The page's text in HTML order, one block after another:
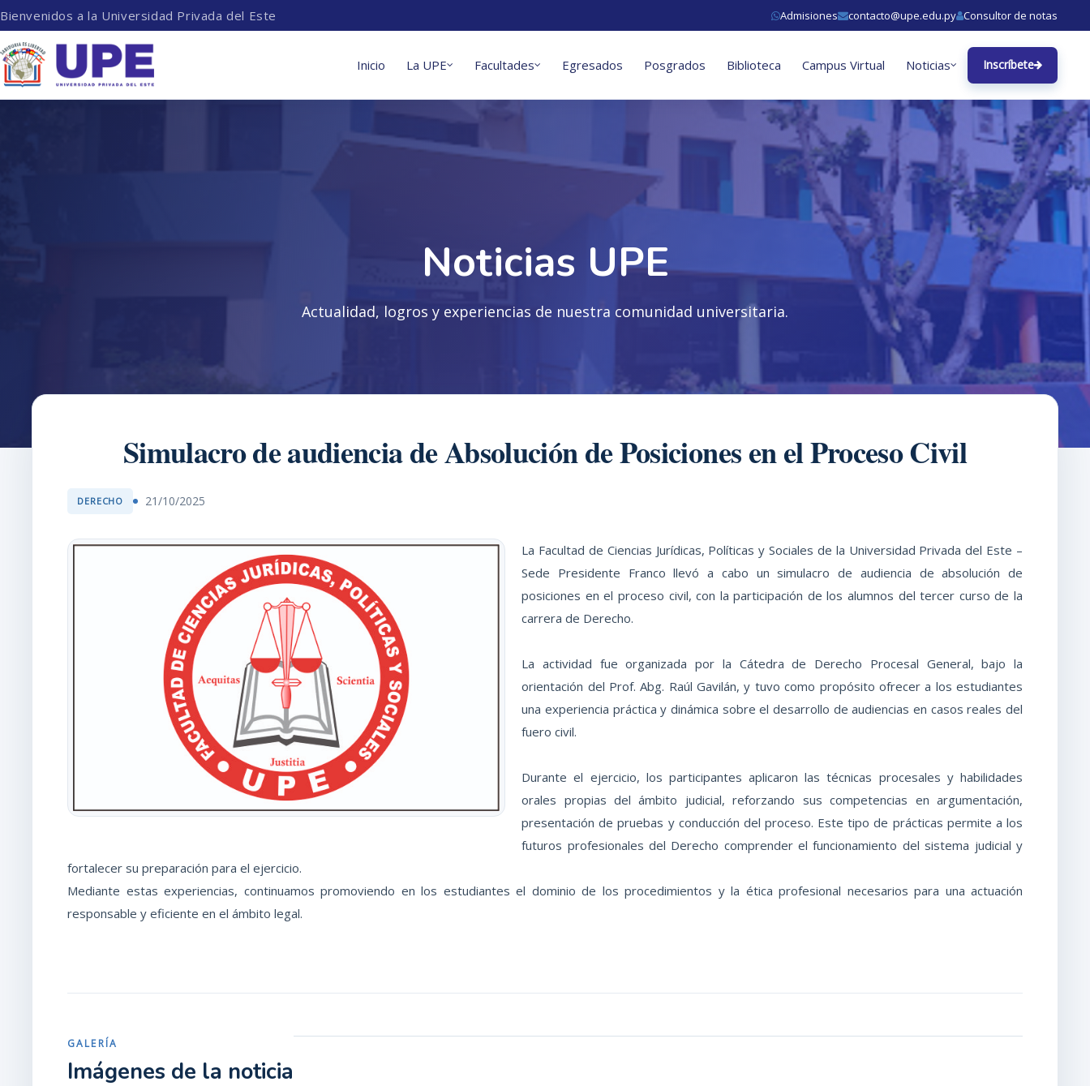
Bienvenidos a la Universidad Privada del Este Admisiones contacto@upe.edu.py Consultor de notas
Inicio La UPE Facultades Egresados Posgrados Biblioteca Campus Virtual Noticias Inscríbete
Noticias UPE
Actualidad, logros y experiencias de nuestra comunidad universitaria.
Simulacro de audiencia de Absolución de Posiciones en el Proceso Civil
DERECHO 21/10/2025
La Facultad de Ciencias Jurídicas, Políticas y Sociales de la Universidad Privada del Este –
Sede Presidente Franco llevó a cabo un simulacro de audiencia de absolución de
posiciones en el proceso civil, con la participación de los alumnos del tercer curso de la
carrera de Derecho.
La actividad fue organizada por la Cátedra de Derecho Procesal General, bajo la
orientación del Prof. Abg. Raúl Gavilán, y tuvo como propósito ofrecer a los estudiantes
una experiencia práctica y dinámica sobre el desarrollo de audiencias en casos reales del
fuero civil.
Durante el ejercicio, los participantes aplicaron las técnicas procesales y habilidades
orales propias del ámbito judicial, reforzando sus competencias en argumentación,
presentación de pruebas y conducción del proceso. Este tipo de prácticas permite a los
futuros profesionales del Derecho comprender el funcionamiento del sistema judicial y
fortalecer su preparación para el ejercicio.
Mediante estas experiencias, continuamos promoviendo en los estudiantes el dominio de los procedimientos y la ética profesional necesarios para una actuación
responsable y eficiente en el ámbito legal.
GALERÍA
Imágenes de la noticia